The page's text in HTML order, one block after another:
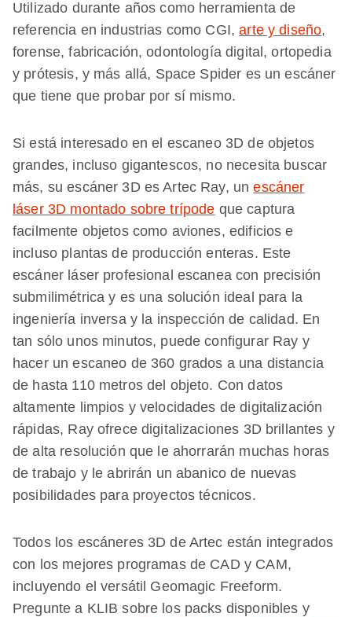
Utilizado durante años como herramienta de
referencia en industrias como CGI,arte y diseño,
forense, fabricación, odontología digital, ortopedia
y prótesis, y más allá, Space Spider es un escáner
que tiene que probar por sí mismo.
Si está interesado en el escaneo 3D de objetos
grandes, incluso gigantescos, no necesita buscar
más, su escáner 3D es Artec Ray, unescáner
láser 3D montado sobre trípode que captura
facilmente objetos como aviones, edificios e
incluso plantas de producción enteras. Este
escáner láser profesional escanea con precisión
submilimétrica y es una solución ideal para la
ingeniería inversa y la inspección de calidad. En
tan sólo unos minutos, puede configurar Ray y
hacer un escaneo de 360 grados a una distancia
de hasta 110 metros del objeto. Con datos
altamente limpios y velocidades de digitalización
rápidas, Ray ofrece digitalizaciones 3D brillantes y
de alta resolución que le ahorrarán muchas horas
de trabajo y le abrirán un abanico de nuevas
posibilidades para proyectos técnicos.
Todos los escáneres 3D de Artec están integrados
con los mejores programas de CAD y CAM,
incluyendo el versátil Geomagic Freeform.
Pregunte a KLIB sobre los packs disponibles y